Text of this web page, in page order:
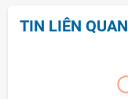
TIN LIÊN QUAN